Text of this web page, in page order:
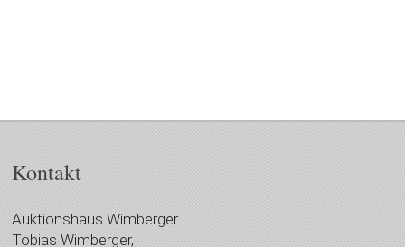
Kontakt
Auktionshaus Wimberger
Tobias Wimberger,